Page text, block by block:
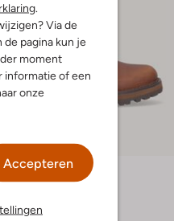
.
Via de
de pagina kun je
moment
informatie of een
onze
Accepteren
-40%
Timberland
Enkelboots